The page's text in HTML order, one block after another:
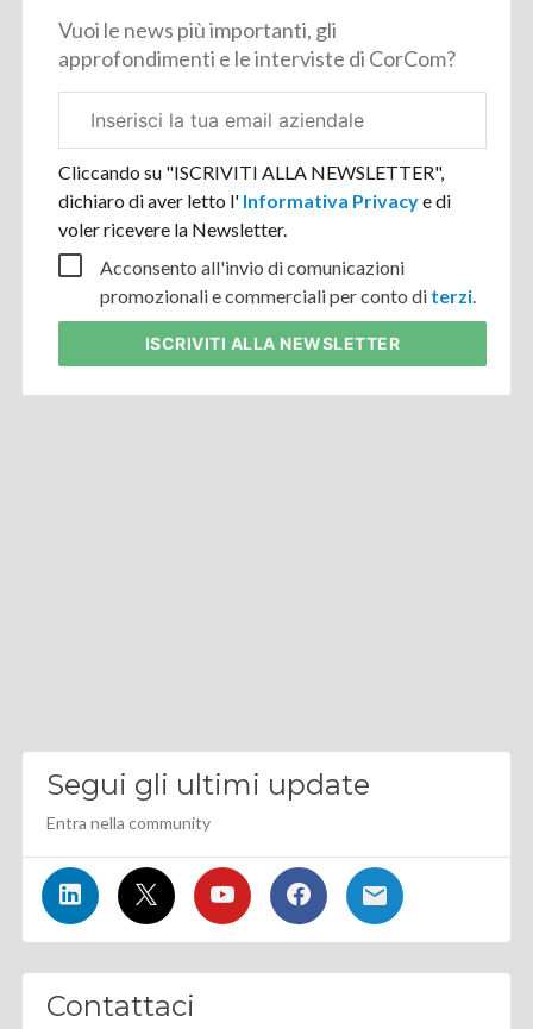
Vuoi le news più importanti, gli
approfondimenti e le interviste di CorCom?
aziendale
Cliccando su "ISCRIVITI ALLA NEWSLETTER",
dichiaro di aver letto l' Informativa Privacye di
voler ricevere la Newsletter.
Acconsento all'invio di comunicazioni
promozionali e commerciali per conto di terzi.
ISCRIVITI ALLA NEWSLETTER
Segui gli ultimi update
Entra nella community
Contattaci